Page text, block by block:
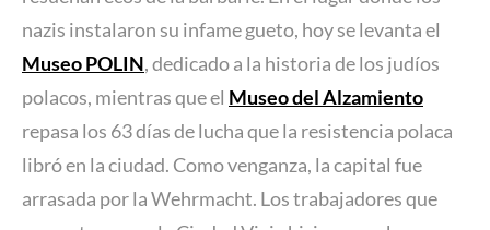
nazis instalaron su infame gueto, hoy se levanta el
Museo POLIN, dedicado a la historia de los judíos
polacos, mientras que el Museo del Alzamiento
repasa los 63 días de lucha que la resistencia polaca
libró en la ciudad. Como venganza, la capital fue
arrasada por la Wehrmacht. Los trabajadores que